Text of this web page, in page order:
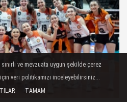
ve mevzuata uygun şekilde çerez
veri politikamızı inceleyebilirsiniz...
TAMAM